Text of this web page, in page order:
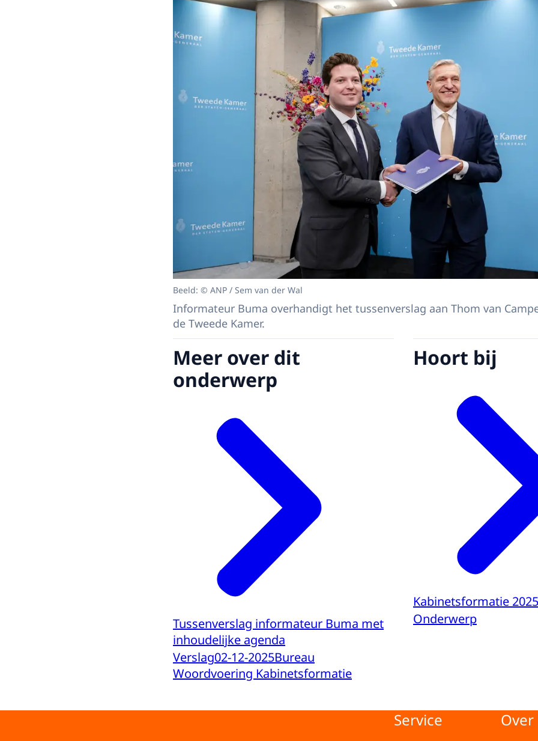
Beeld: © ANP / Sem van der Wal
Informateur Buma overhandigt het tussenverslag aan Thom van
de Tweede Kamer.
Meer over dit
onderwerp
Tussenverslag informateur Buma met
inhoudelijke agenda
Verslag02-12-2025Bureau
Woordvoering Kabinetsformatie
Hoort bij
Kabinetsformatie 2025
Onderwerp
Service